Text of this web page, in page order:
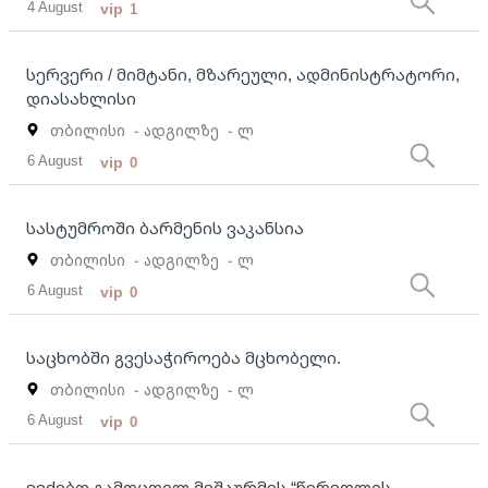
4 August vip 1
სერვერი / მიმტანი, მზარეული, ადმინისტრატორი,
დიასახლისი
თბილისი - ადგილზე - ლ
6 August vip 0
სასტუმროში ბარმენის ვაკანსია
თბილისი - ადგილზე - ლ
6 August vip 0
საცხობში გვესაჭიროება მცხობელი.
თბილისი - ადგილზე - ლ
6 August vip 0